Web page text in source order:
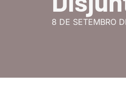
8 DE SETEMBRO